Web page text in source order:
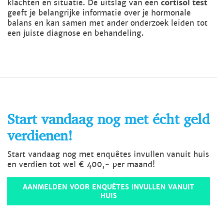
klachten en situatie. De uitslag van een cortisol test
geeft je belangrijke informatie over je hormonale
balans en kan samen met ander onderzoek leiden tot
een juiste diagnose en behandeling.
Start vandaag nog met écht geld
verdienen!
Start vandaag nog met enquêtes invullen vanuit huis
en verdien tot wel € 400,- per maand!
AANMELDEN VOOR ENQUÊTES INVULLEN VANUIT
HUIS